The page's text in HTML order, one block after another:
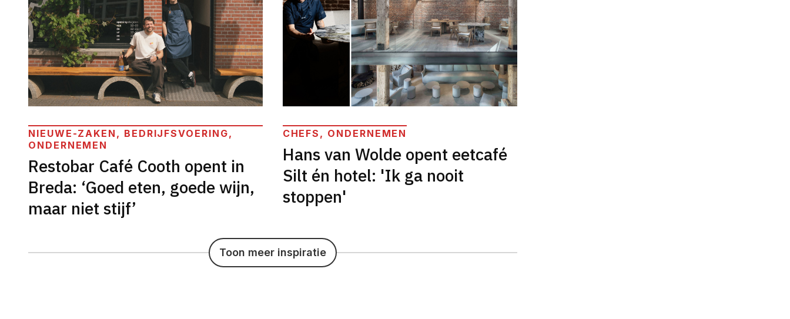
NIEUWE-ZAKEN, BEDRIJFSVOERING,
ONDERNEMEN
Restobar Café Cooth opent in
Breda: ‘Goed eten, goede wijn,
maar niet stijf’
CHEFS, ONDERNEMEN
Hans van Wolde opent eetcafé
Silt én hotel: 'Ik ga nooit
stoppen'
Toon meer inspiratie